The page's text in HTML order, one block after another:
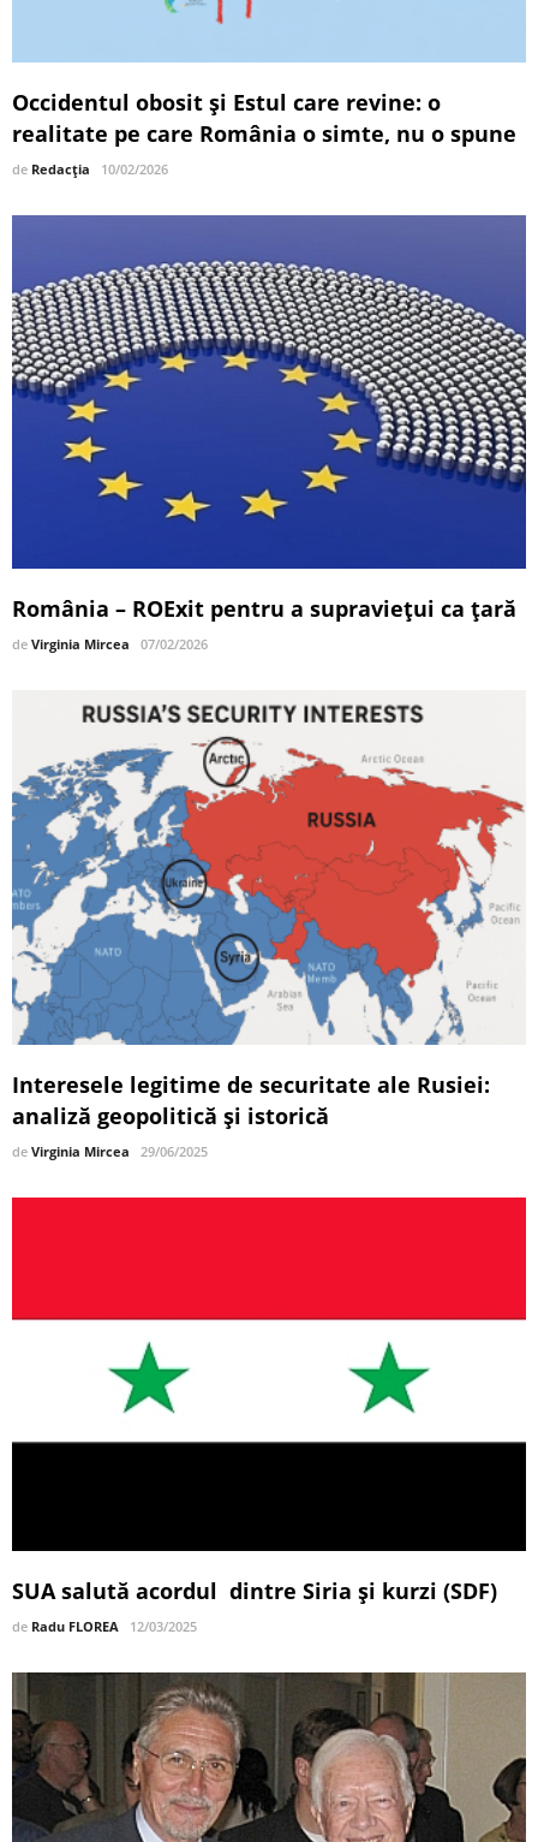
Occidentul obosit și Estul care revine: o
realitate pe care România o simte, nu o spune
de Redacția 10/02/2026
România – ROExit pentru a supraviețui ca țară
de Virginia Mircea 07/02/2026
Interesele legitime de securitate ale Rusiei:
analiză geopolitică și istorică
de Virginia Mircea 29/06/2025
SUA salută acordul dintre Siria și kurzi (SDF)
de Radu FLOREA 12/03/2025